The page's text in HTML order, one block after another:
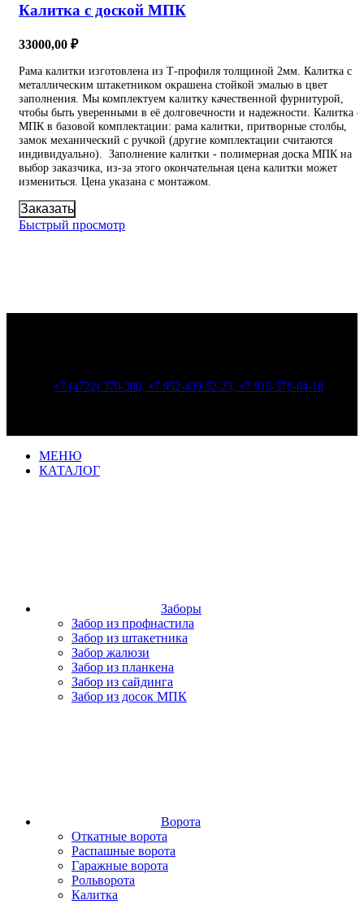
Калитка с доской МПК
33000,00 ₽
Рама калитки изготовлена из Т-профиля толщиной 2мм. Калитка с
металлическим штакетником окрашена стойкой эмалью в цвет
заполнения. Мы комплектуем калитку качественной фурнитурой,
чтобы быть уверенными в её долговечности и надежности. Калитка с
МПК в базовой комплектации: рама калитки, притворные столбы,
замок механический с ручкой (другие комплектации считаются
индивидуально). Заполнение калитки - полимерная доска МПК на
выбор заказчика, из-за этого окончательная цена калитки может
измениться. Цена указана с монтажом.
Заказать
Быстрый просмотр
+7 (4722) 370-380, +7 952-439-52-23, +7 915-578-04-18
МЕНЮ
КАТАЛОГ
Заборы
Забор из профнастила
Забор из штакетника
Забор жалюзи
Забор из планкена
Забор из сайдинга
Забор из досок МПК
Ворота
Откатные ворота
Распашные ворота
Гаражные ворота
Рольворота
Калитка